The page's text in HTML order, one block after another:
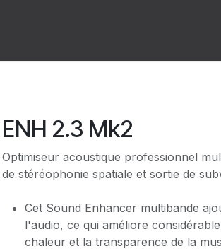
ENH 2.3 Mk2
Optimiseur acoustique professionnel
de stéréophonie spatiale et sortie de
Cet Sound Enhancer multibande
l'audio, ce qui améliore
chaleur et la transparence de la